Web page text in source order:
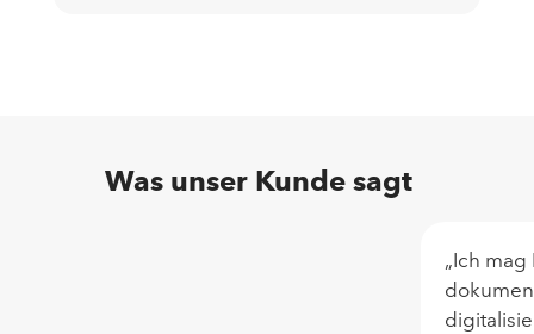
Was unser Kunde sagt
„Ich